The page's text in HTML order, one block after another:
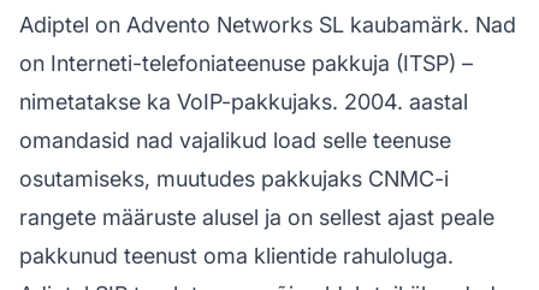
Adiptel on Advento Networks SL kaubamärk. Nad
on Interneti-telefoniateenuse pakkuja (ITSP) –
nimetatakse ka VoIP-pakkujaks. 2004. aastal
omandasid nad vajalikud load selle teenuse
osutamiseks, muutudes pakkujaks CNMC-i
rangete määruste alusel ja on sellest ajast peale
pakkunud teenust oma klientide rahuloluga.